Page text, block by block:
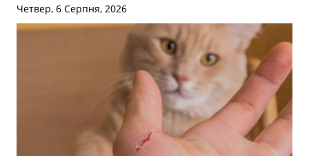
Четвер, 6 Серпня, 2026